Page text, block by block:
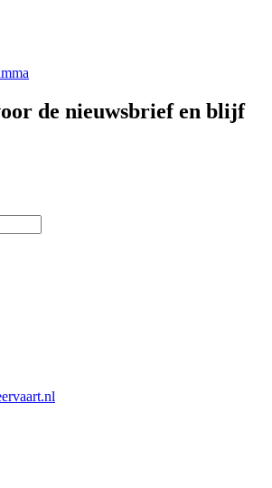
de nieuwsbrief en blijf